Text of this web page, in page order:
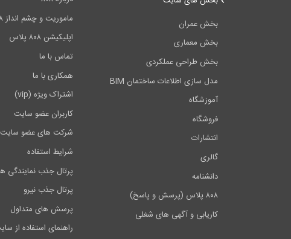
ماموریت و چشم انداز ۸۰۸
اپلیکیشن ۸۰۸ پلاس
تماس با ما
همکاری با ما
اشتراک ویژه (vip)
کاربران عضو سایت
شرکت های عضو سایت
شرایط استفاده
پرتال جذب نمایندگی
پرتال جذب نیرو
پرسش های متداول
راهنمای استفاده از
بخش عمران
بخش معماری
بخش طراحی عملکردی
مدل سازی اطلاعات ساختمان BIM
آموزشگاه
فروشگاه
انتشارات
گالری
دانشنامه
۸۰۸ پلاس (پرسش و پاسخ)
کاریابی و آگهی های شغلی